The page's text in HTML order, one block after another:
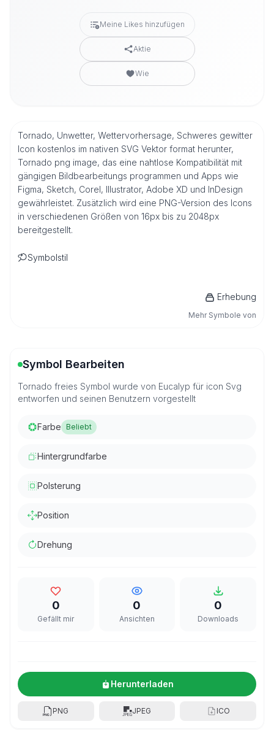
Meine Likes hinzufügen
Aktie
Wie
Tornado, Unwetter, Wettervorhersage, Schweres gewitter
Icon kostenlos im nativen SVG Vektor format herunter,
Tornado png image, das eine nahtlose Kompatibilität mit
gängigen Bildbearbeitungs programmen und Apps wie
Figma, Sketch, Corel, Illustrator, Adobe XD und InDesign
gewährleistet. Zusätzlich wird eine PNG-Version des Icons
in verschiedenen Größen von 16px bis zu 2048px
bereitgestellt.
Symbolstil
Erhebung
Mehr Symbole von
Symbol Bearbeiten
Tornado freies Symbol wurde von Eucalyp für icon Svg
entworfen und seinen Benutzern vorgestellt
Farbe Beliebt
Hintergrundfarbe
Polsterung
Position
Drehung
0
Gefällt mir
0
Ansichten
0
Downloads
Herunterladen
PNG JPEG ICO